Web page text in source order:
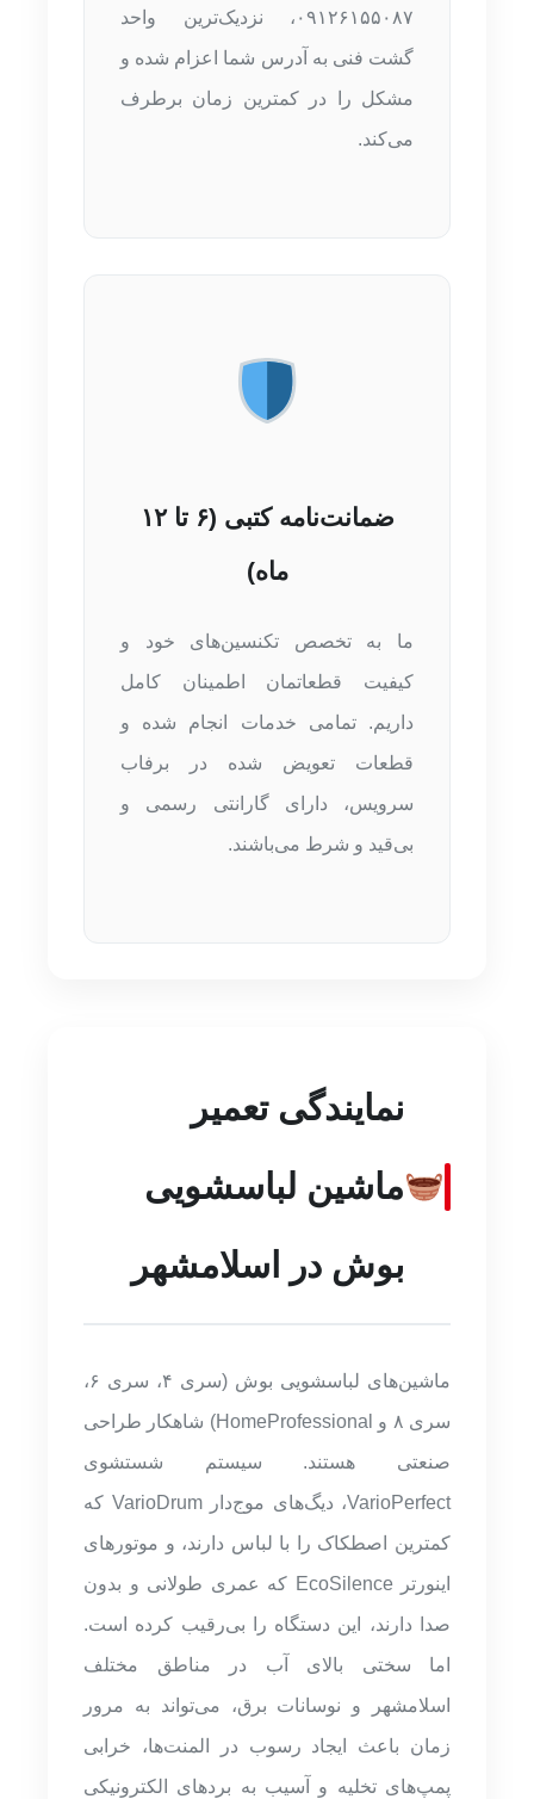
۰۹۱۲۶۱۵۵۰۸۷، نزدیک‌ترین واحد
گشت فنی به آدرس شما اعزام شده و
مشکل را در کمترین زمان برطرف
می‌کند.
ضمانت‌نامه کتبی (۶ تا ۱۲
ماه)
ما به تخصص تکنسین‌های خود و
کیفیت قطعاتمان اطمینان کامل
داریم. تمامی خدمات انجام شده و
قطعات تعویض شده در برفاب
سرویس، دارای گارانتی رسمی و
بی‌قید و شرط می‌باشند.
نمایندگی تعمیر
ماشین لباسشویی
بوش در اسلامشهر
ماشین‌های لباسشویی بوش (سری ۴، سری ۶،
سری ۸ و HomeProfessional) شاهکار طراحی
صنعتی هستند. سیستم شستشوی
VarioPerfect، دیگ‌های موج‌دار VarioDrum که
کمترین اصطکاک را با لباس دارند، و موتورهای
اینورتر EcoSilence که عمری طولانی و بدون
صدا دارند، این دستگاه را بی‌رقیب کرده است.
اما سختی بالای آب در مناطق مختلف
اسلامشهر و نوسانات برق، می‌تواند به مرور
زمان باعث ایجاد رسوب در المنت‌ها، خرابی
پمپ‌های تخلیه و آسیب به بردهای الکترونیکی